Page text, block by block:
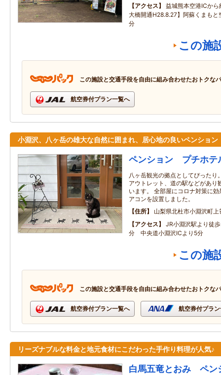
アクセス
益城熊本空港IC
大橋開通H28.8.27】阿蘇くまも
分
この施
この施設と交通手段を自由に組み合わせたおトクな
航空券付プラン一覧へ
小淵沢、八ヶ岳の雄大な自然に囲まれ、居心地の良いペンション
ペンション プチホ
八ヶ岳観光の拠点としてぴったり
アウトレット、道の駅などがあり
います。 全部屋にコロナ対策に
アコンを設置しました。
住所
山梨県北杜市小淵沢町
アクセス
JR小淵沢駅より徒
分 中央道小淵沢ICより5分
この施
この施設と交通手段を自由に組み合わせたおトクな
航空券付プラン一覧へ 航空券付プラ
リーズナブルな料金と地元食材にこだわった手作り料理が人気♪
白馬五竜とおみ ペン